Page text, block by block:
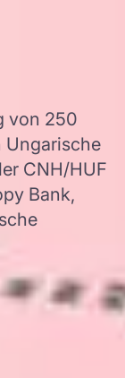
von 250
Ungarische
CNH/HUF
Bank,